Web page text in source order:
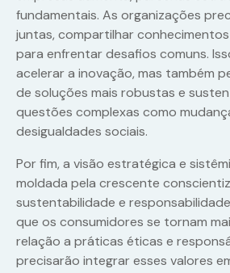
fundamentais. As organizações
juntas, compartilhar
para enfrentar desafios comuns.
acelerar a inovação, mas também
de soluções mais robustas e
questões complexas como
desigualdades sociais.
Por fim, a visão estratégica e
moldada pela crescente
sustentabilidade e
que os consumidores se tornam
relação a práticas éticas e
precisarão integrar esses valores